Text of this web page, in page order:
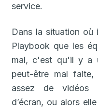
service.
Dans la situation où
Playbook que les
mal, c'est qu'il y a
peut-être mal faite,
assez de vidéos
d’écran, ou alors